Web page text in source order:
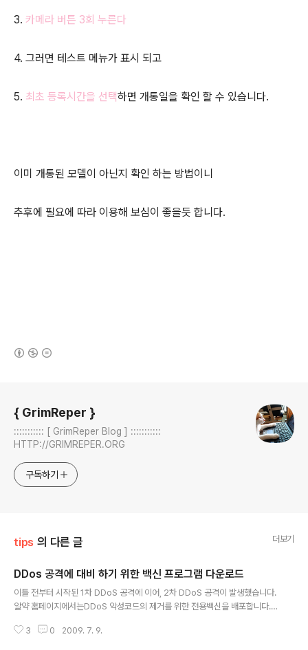
3. 카메라 버튼 3회 누른다
4. 그러면 테스트 메뉴가 표시 되고
5. 최초 등록시간을 선택하면 개통일을 확인 할 수 있습니다.
이미 개통된 모델이 아닌지 확인 하는 방법이니
추후에 필요에 따라 이용해 보심이 좋을듯 합니다.
{ GrimReper }
::::::::::: [ GrimReper Blog ] :::::::::::
HTTP://GRIMREPER.ORG
구독하기
tips 의 다른 글 더보기
DDos 공격에 대비 하기 위한 백신 프로그램 다운로드
이틀 전부터 시작된 1차 DDoS 공격에 이어, 2차 DDoS 공격이 발생했습니다.
알약 홈페이지에서는DDoS 악성코드의 제거를 위한 전용백신을 배포합니다.
며 추가로 발생하는 변종에 대비하기 위한 신고 시스템을 내장하고 있습니다.
3 0 2009. 7. 9.